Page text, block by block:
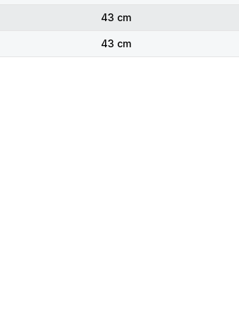
43 cm
43 cm